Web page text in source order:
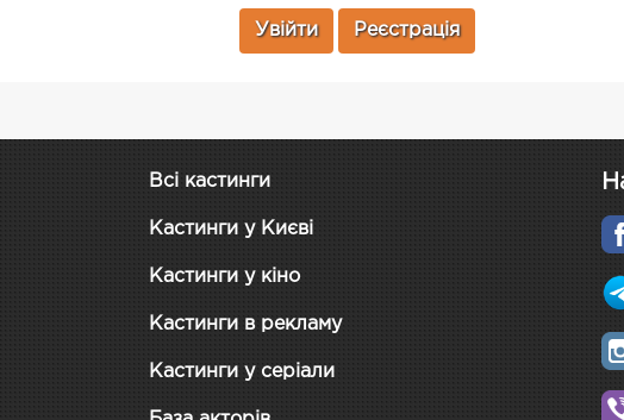
Увійти Реєстрація
Всі кастинги
Кастинги у Києві
Кастинги у кіно
Кастинги в рекламу
Кастинги у серіали